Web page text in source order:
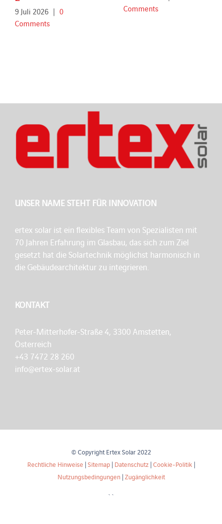
9 Juli 2026 | 0
Comments
Comments
UNSER NAME STEHT FÜR INNOVATION
ertex solar ist ein flexibles Team von Spezialisten mit
70 Jahren Erfahrung im Glasbau, das sich zum Ziel
gesetzt hat die Solartechnik möglichst harmonisch in
die Gebäudearchitektur zu integrieren.
KONTAKT
Peter-Mitterhofer-Straße 4, 3300 Amstetten,
Österreich
+43 7472 28 260
info@ertex-solar.at
© Copyright Ertex Solar 2022
Rechtliche Hinweise |Sitemap| Datenschutz|Cookie-Politik |
Nutzungsbedingungen|Zugänglichkeit
``